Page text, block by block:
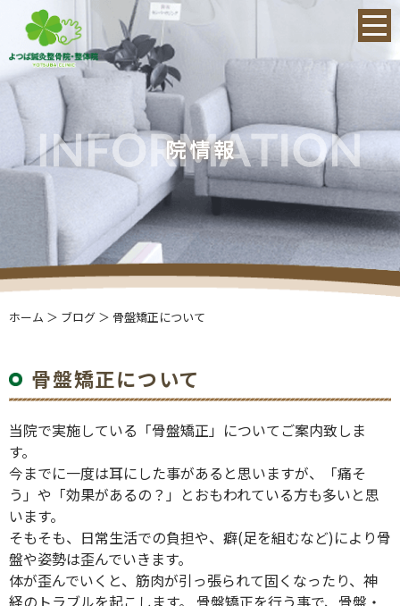
ホーム ＞ ブログ ＞ 骨盤矯正について
骨盤矯正について
当院で実施している「骨盤矯正」についてご案内致しま
す。
今までに一度は耳にした事があると思いますが、「痛そ
う」や「効果があるの？」とおもわれている方も多いと思
います。
そもそも、日常生活での負担や、癖(足を組むなど)により骨
盤や姿勢は歪んでいきます。
体が歪んでいくと、筋肉が引っ張られて固くなったり、神